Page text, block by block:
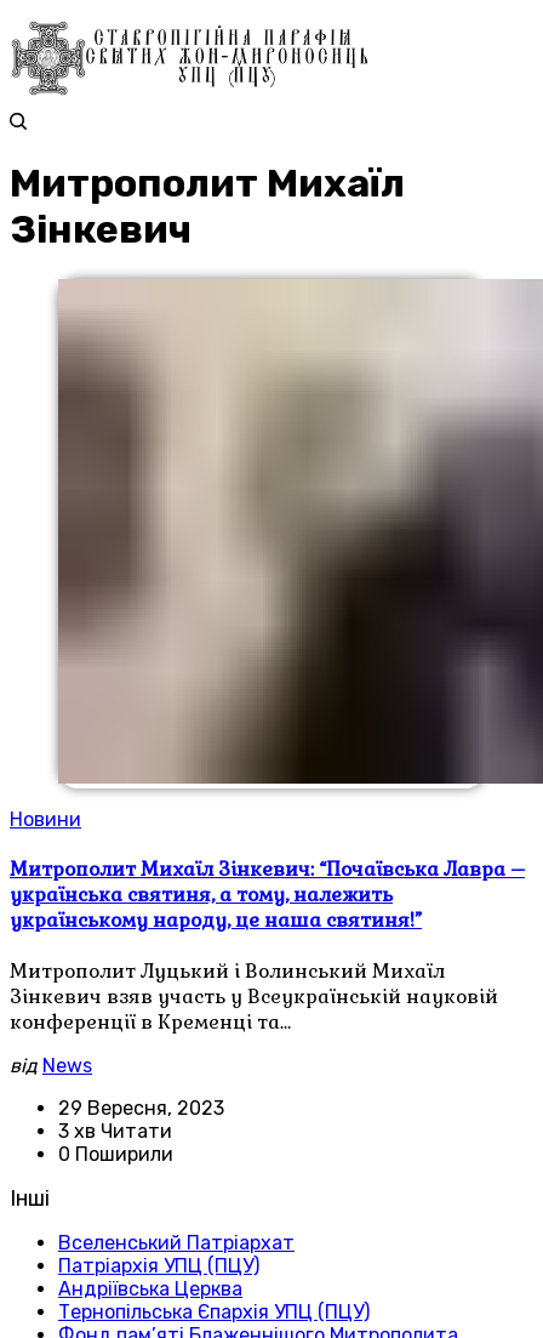
Митрополит Михаїл
Зінкевич
Новини
Митрополит Михаїл Зінкевич: “Почаївська Лавра –
українська святиня, а тому, належить
українському народу, це наша святиня!”
Митрополит Луцький і Волинський Михаїл
Зінкевич взяв участь у Всеукраїнській науковій
конференції в Кременці та…
від News
29 Вересня, 2023
3 хв Читати
0 Поширили
Інші
Вселенський Патріархат
Патріархія УПЦ (ПЦУ)
Андріївська Церква
Тернопільська Єпархія УПЦ (ПЦУ)